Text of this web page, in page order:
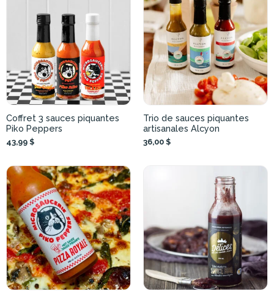
Coffret 3 sauces piquantes
Piko Peppers
43,99 $
Trio de sauces piquantes
artisanales Alcyon
36,00 $